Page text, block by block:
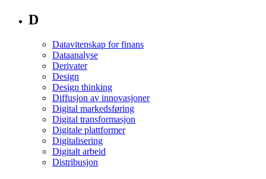
D
Datavitenskap for finans
Dataanalyse
Derivater
Design
Design thinking
Diffusjon av innovasjoner
Digital markedsføring
Digital transformasjon
Digitale plattformer
Digitalisering
Digitalt arbeid
Distribusjon